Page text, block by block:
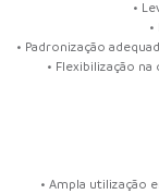
•
• Padronização
• Flexibilização
• Ampla utilização